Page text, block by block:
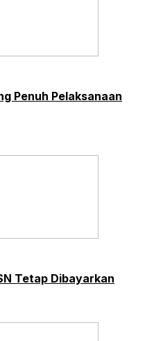
Penuh Pelaksanaan
Tetap Dibayarkan